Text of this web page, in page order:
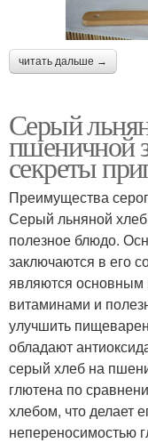
читать дальше →
Серый
пшеничной
секреты
Преимущества
Серый льняной
полезное блюдо.
заключаются в его
являются основным
витаминами и
улучшить
обладают
серый хлеб на
глютена по
хлебом, что делает
непереносимостью